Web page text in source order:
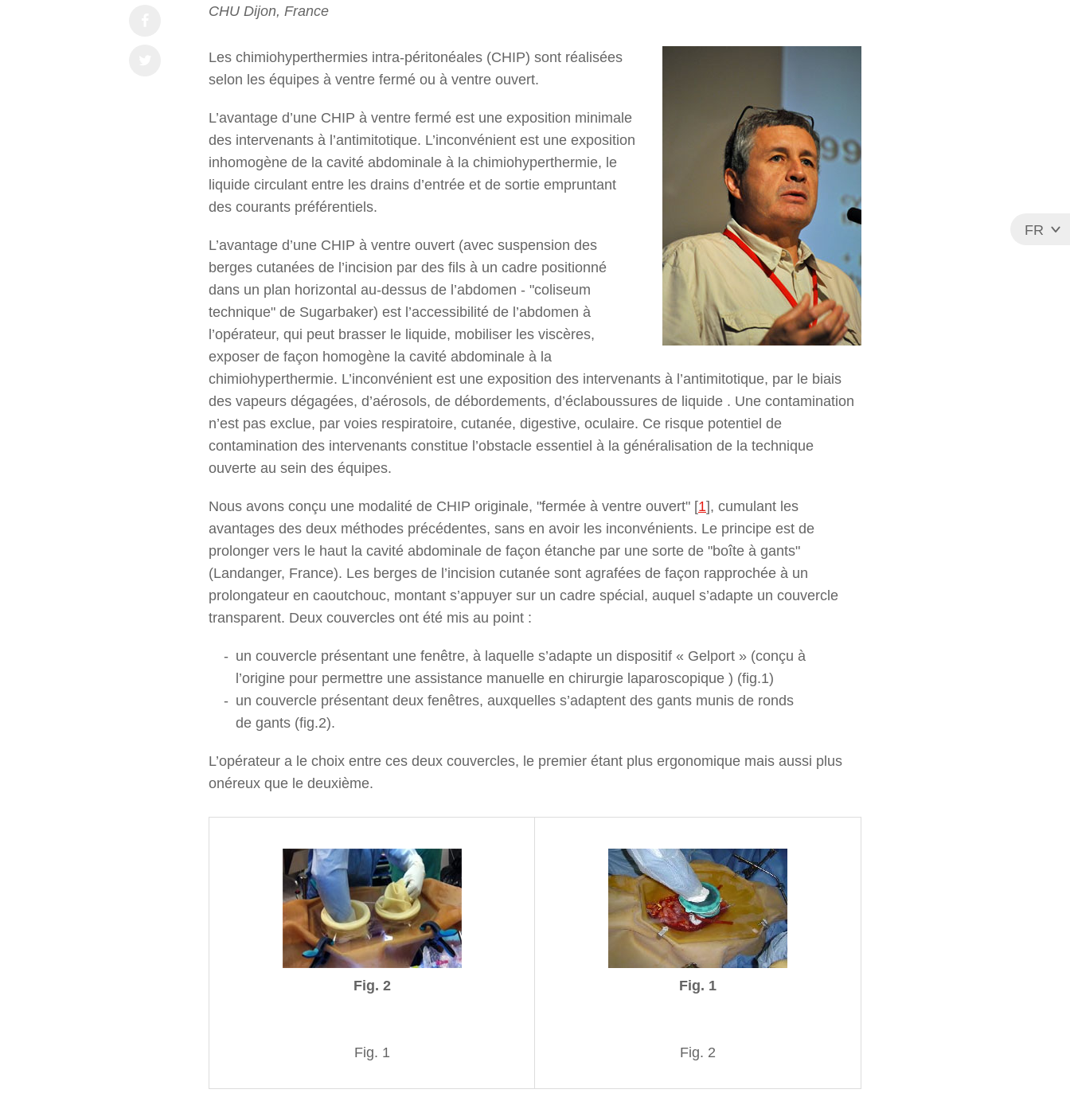
FR
CHU Dijon, France
Les chimiohyperthermies intra-péritonéales (CHIP) sont réalisées
selon les équipes à ventre fermé ou à ventre ouvert.
L’avantage d’une CHIP à ventre fermé est une exposition minimale
des intervenants à l’antimitotique. L’inconvénient est une exposition
inhomogène de la cavité abdominale à la chimiohyperthermie, le
liquide circulant entre les drains d’entrée et de sortie empruntant
des courants préférentiels.
L’avantage d’une CHIP à ventre ouvert (avec suspension des
berges cutanées de l’incision par des fils à un cadre positionné
dans un plan horizontal au-dessus de l’abdomen - "coliseum
technique" de Sugarbaker) est l’accessibilité de l’abdomen à
l’opérateur, qui peut brasser le liquide, mobiliser les viscères,
exposer de façon homogène la cavité abdominale à la
chimiohyperthermie. L’inconvénient est une exposition des intervenants à l’antimitotique, par le biais
des vapeurs dégagées, d’aérosols, de débordements, d’éclaboussures de liquide . Une contamination
n’est pas exclue, par voies respiratoire, cutanée, digestive, oculaire. Ce risque potentiel de
contamination des intervenants constitue l’obstacle essentiel à la généralisation de la technique
ouverte au sein des équipes.
Nous avons conçu une modalité de CHIP originale, "fermée à ventre ouvert" [1], cumulant les
avantages des deux méthodes précédentes, sans en avoir les inconvénients. Le principe est de
prolonger vers le haut la cavité abdominale de façon étanche par une sorte de "boîte à gants"
(Landanger, France). Les berges de l’incision cutanée sont agrafées de façon rapprochée à un
prolongateur en caoutchouc, montant s’appuyer sur un cadre spécial, auquel s’adapte un couvercle
transparent. Deux couvercles ont été mis au point :
un couvercle présentant une fenêtre, à laquelle s’adapte un dispositif « Gelport » (conçu à
l’origine pour permettre une assistance manuelle en chirurgie laparoscopique ) (fig.1)
un couvercle présentant deux fenêtres, auxquelles s’adaptent des gants munis de ronds
de gants (fig.2).
L’opérateur a le choix entre ces deux couvercles, le premier étant plus ergonomique mais aussi plus
onéreux que le deuxième.
Fig. 2
Fig. 1
Fig. 1
Fig. 2